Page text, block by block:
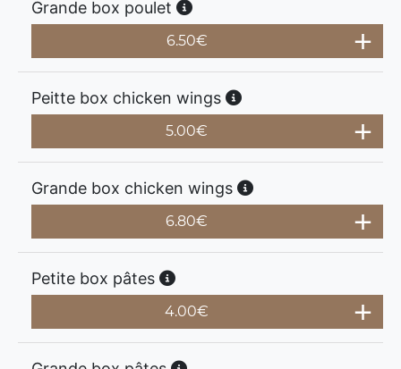
Grande box poulet
6.50€
Peitte box chicken wings
5.00€
Grande box chicken wings
6.80€
Petite box pâtes
4.00€